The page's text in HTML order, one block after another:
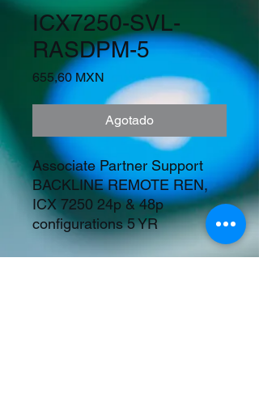
ICX7250-SVL-
RASDPM-5
655,60 MXN Precio
Agotado
Associate Partner Support
BACKLINE REMOTE REN,
ICX 7250 24p & 48p
configurations 5 YR